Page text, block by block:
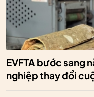
EVFTA bước sang
nghiệp thay đổi